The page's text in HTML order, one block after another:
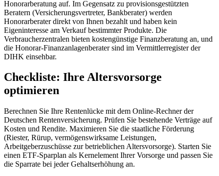
Honorarberatung auf. Im Gegensatz zu provisionsgestützten
Beratern (Versicherungsvertreter, Bankberater) werden
Honorarberater direkt von Ihnen bezahlt und haben kein
Eigeninteresse am Verkauf bestimmter Produkte. Die
Verbraucherzentralen bieten kostengünstige Finanzberatung an, und
die Honorar-Finanzanlagenberater sind im Vermittlerregister der
DIHK einsehbar.
Checkliste: Ihre Altersvorsorge
optimieren
Berechnen Sie Ihre Rentenlücke mit dem Online-Rechner der
Deutschen Rentenversicherung. Prüfen Sie bestehende Verträge auf
Kosten und Rendite. Maximieren Sie die staatliche Förderung
(Riester, Rürup, vermögenswirksame Leistungen,
Arbeitgeberzuschüsse zur betrieblichen Altersvorsorge). Starten Sie
einen ETF-Sparplan als Kernelement Ihrer Vorsorge und passen Sie
die Sparrate bei jeder Gehaltserhöhung an.